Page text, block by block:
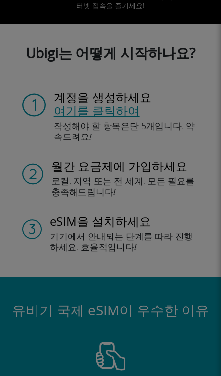
터넷 접속을 즐기세요!
Ubigi는 어떻게 시작하나요?
계정을 생성하세요
여기를 클릭하여
작성해야 할 항목은단 5개입니다. 약
속드려요!
월간 요금제에 가입하세요
로컬, 지역 또는 전 세계. 모든 필요를
충족해드립니다!
eSIM을 설치하세요
기기에서 안내되는 단계를 따라 진행
하세요. 효율적입니다!
유비기 국제 eSIM이 우수한 이유